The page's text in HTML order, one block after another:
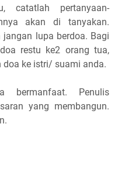
catatlah pertanyaan-
akan di tanyakan.
lupa berdoa. Bagi
restu ke2 orang tua,
ke istri/ suami anda.
Penulis
yang membangun.